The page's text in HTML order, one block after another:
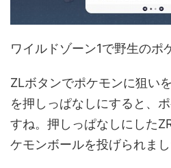
ワイルドゾーン1で野生のポ
ZLボタンでポケモンに狙い
を押しっぱなしにすると、
すね。押しっぱなしにした
ケモンボールを投げられまし